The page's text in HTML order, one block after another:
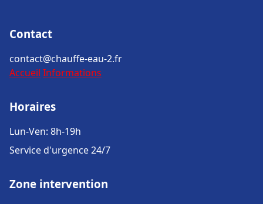
Contact
contact@chauffe-eau-2.fr
Accueil Informations
Horaires
Lun-Ven: 8h-19h
Service d'urgence 24/7
Zone intervention